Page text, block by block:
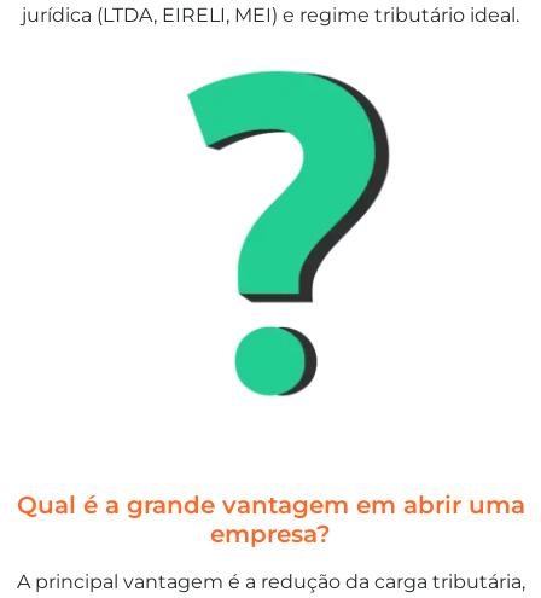
jurídica (LTDA, EIRELI, MEI) e regime tributário ideal.
Qual é a grande vantagem em abrir uma
empresa?
A principal vantagem é a redução da carga tributária,